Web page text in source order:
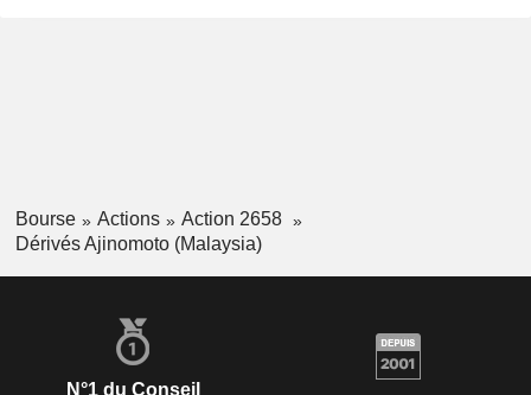
Bourse Actions
Action 2658
Dérivés Ajinomoto (Malaysia)
N°1 du Conseil